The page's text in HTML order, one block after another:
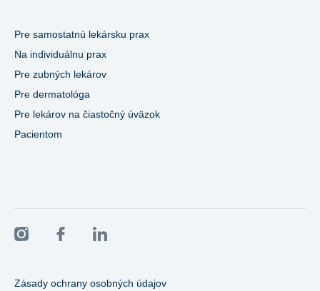
Pre samostatnú lekársku prax
Na individuálnu prax
Pre zubných lekárov
Pre dermatológa
Pre lekárov na čiastočný úväzok
Pacientom
Zásady ochrany osobných údajov